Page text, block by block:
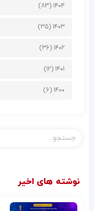
۱۴۰۴ (۸۳)
۱۴۰۳ (۳۵)
۱۴۰۲ (۳۶)
۱۴۰۱ (۱۲)
۱۴۰۰ (۶)
جستجو
کردن
نوشته های اخیر